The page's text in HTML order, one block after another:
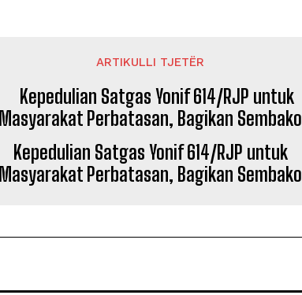
ARTIKULLI TJETËR
Kepedulian Satgas Yonif 614/RJP untuk
Masyarakat Perbatasan, Bagikan Sembako